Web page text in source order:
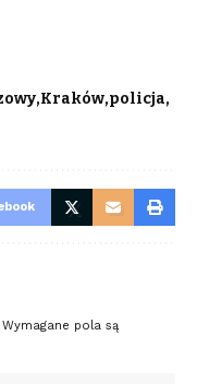
Kraków policja
Wymagane pola są